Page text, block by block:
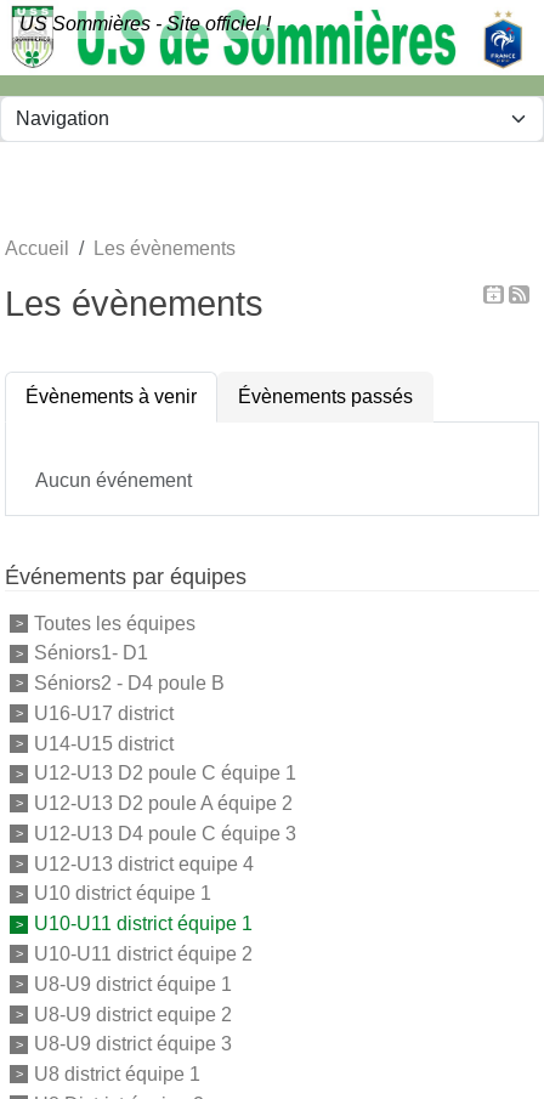
US Sommières - Site officiel !
Accueil Les évènements
Les évènements
Évènements à venir Évènements passés
Aucun événement
Événements par équipes
Toutes les équipes
Séniors1- D1
Séniors2 - D4 poule B
U16-U17 district
U14-U15 district
U12-U13 D2 poule C équipe 1
U12-U13 D2 poule A équipe 2
U12-U13 D4 poule C équipe 3
U12-U13 district equipe 4
U10 district équipe 1
U10-U11 district équipe 1
U10-U11 district équipe 2
U8-U9 district équipe 1
U8-U9 district equipe 2
U8-U9 district équipe 3
U8 district équipe 1
Panneau de gestion des cookies